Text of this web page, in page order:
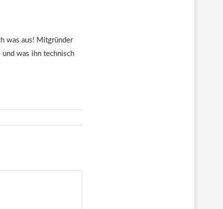
was aus! Mitgründer
was ihn technisch